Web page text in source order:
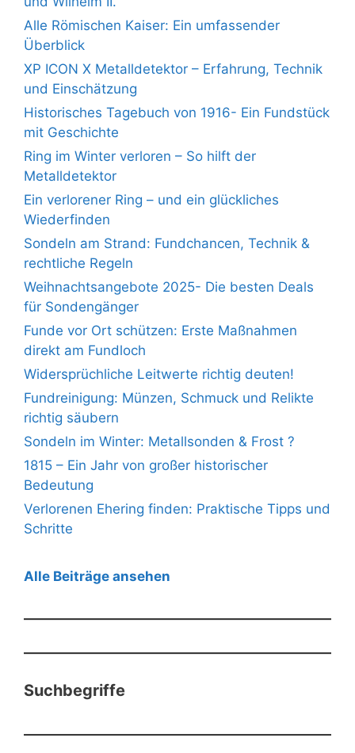
Alle Römischen Kaiser: Ein umfassender
Überblick
XP ICON X Metalldetektor – Erfahrung, Technik
und Einschätzung
Historisches Tagebuch von 1916- Ein Fundstück
mit Geschichte
Ring im Winter verloren – So hilft der
Metalldetektor
Ein verlorener Ring – und ein glückliches
Wiederfinden
Sondeln am Strand: Fundchancen, Technik &
rechtliche Regeln
Weihnachtsangebote 2025- Die besten Deals
für Sondengänger
Funde vor Ort schützen: Erste Maßnahmen
direkt am Fundloch
Widersprüchliche Leitwerte richtig deuten!
Fundreinigung: Münzen, Schmuck und Relikte
richtig säubern
Sondeln im Winter: Metallsonden & Frost ?
1815 – Ein Jahr von großer historischer
Bedeutung
Verlorenen Ehering finden: Praktische Tipps und
Schritte
Alle Beiträge ansehen
Suchbegriffe